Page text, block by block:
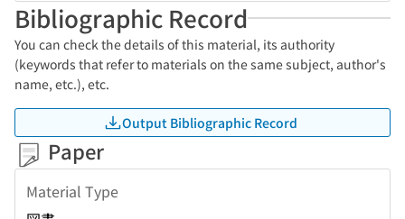
Bibliographic Record
You can check the details of this material, its authority
(keywords that refer to materials on the same subject, author's
name, etc.), etc.
Output Bibliographic Record
Paper
Material Type